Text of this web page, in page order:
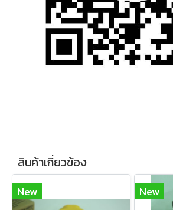
สินค้าเกี่ยวข้อง
New New